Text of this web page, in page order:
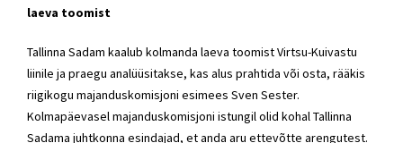
laeva toomist
Tallinna Sadam kaalub kolmanda laeva toomist Virtsu-Kuivastu
liinile ja praegu analüüsitakse, kas alus prahtida või osta, rääkis
riigikogu majanduskomisjoni esimees Sven Sester.
Kolmapäevasel majanduskomisjoni istungil olid kohal Tallinna
Sadama juhtkonna esindajad, et anda aru ettevõtte arengutest.